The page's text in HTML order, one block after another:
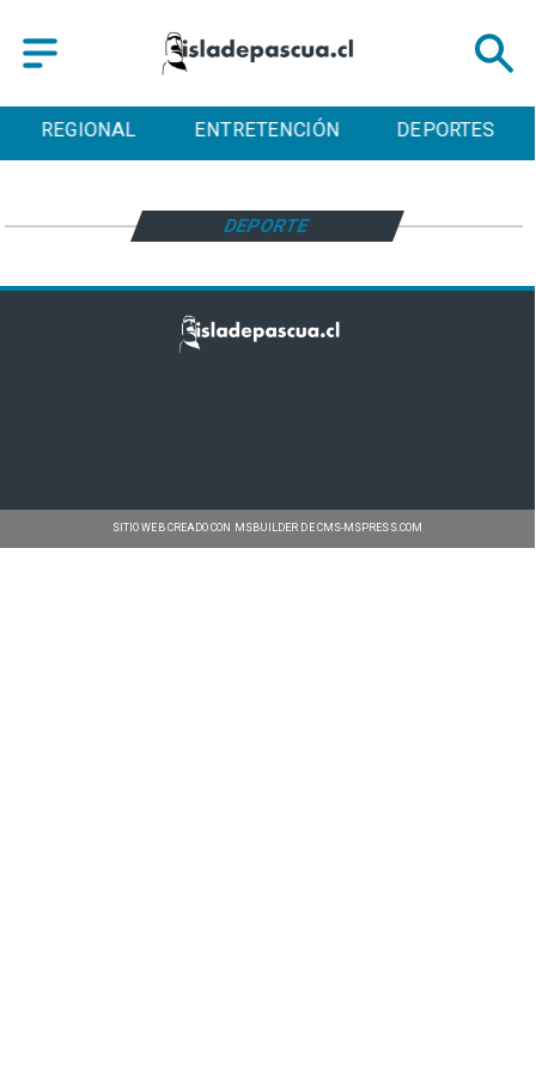
REGIONAL ENTRETENCIÓN DEPORTES
DEPORTE
SITIO WEB CREADO CON MSBUILDER DE CMS-MSPRESS.COM